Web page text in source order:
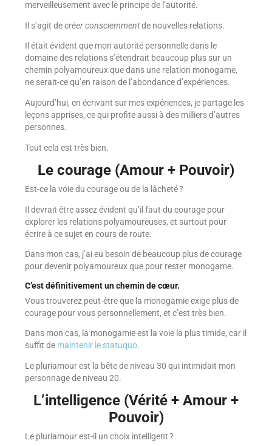
merveilleusement avec le principe de l’autorité.
Il s’agit decréer consciemmentde nouvelles relations.
Il était évident que mon autorité personnelle dans le
domaine des relations s’étendrait beaucoup plus sur un
chemin polyamoureux que dans une relation monogame,
ne serait-ce qu’en raison de l’abondance d’expériences.
Aujourd’hui, en écrivant sur mes expériences, je partage les
leçons apprises, ce qui profite aussi à des milliers d’autres
personnes.
Tout cela est très bien.
Le courage (Amour + Pouvoir)
Est-ce la voie du courage ou de la lâcheté ?
Il devrait être assez évident qu’il faut du courage pour
explorer les relations polyamoureuses, et surtout pour
écrire à ce sujet en cours de route.
Dans mon cas, j’ai eu besoin de beaucoup plus de courage
pour devenir polyamoureux que pour rester monogame.
C’est définitivement un chemin de cœur.
Vous trouverez peut-être que la monogamie exige plus de
courage pour vous personnellement, et c’est très bien.
Dans mon cas, la monogamie est la voie la plus timide, car il
suffit de maintenir le statuquo.
Le pluriamour est la bête de niveau 30 qui intimidait mon
personnage de niveau 20.
L’intelligence (Vérité + Amour +
Pouvoir)
Le pluriamour est-il un choix intelligent ?